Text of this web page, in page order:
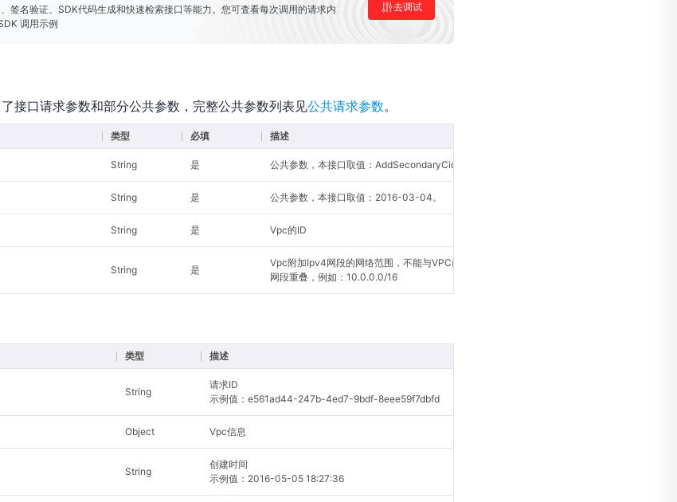
签名验证、SDK代码生成和快速检索接口等能力。您可査看每次调用的请求内
调用示例
去调试
接口请求参数和部分公共参数，完整公共参数列表见公共请求参数。
类型 必填 描述
String 是 公共参数，本接口取值：AddSecondaryCidrBlock。
String 是 公共参数，本接口取值：2016-03-04。
String 是 Vpc的ID
String 是
Vpc附加Ipv4网段的网络范围，不能与VPC已有Ipv4
网段重叠，例如：10.0.0.0/16
类型 描述
String
请求ID
示例值：e561ad44-247b-4ed7-9bdf-8eee59f7dbfd
Object Vpc信息
String
创建时间
示例值：2016-05-05 18:27:36